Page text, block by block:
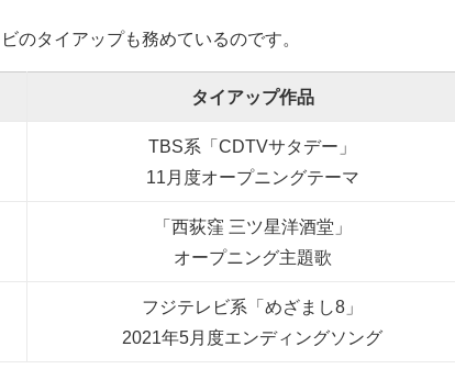
のタイアップも務めているのです。
タイアップ作品
TBS系「CDTVサタデー」
11月度オープニングテーマ
「西荻窪 三ツ星洋酒堂」
オープニング主題歌
フジテレビ系「めざまし8」
2021年5月度エンディングソング